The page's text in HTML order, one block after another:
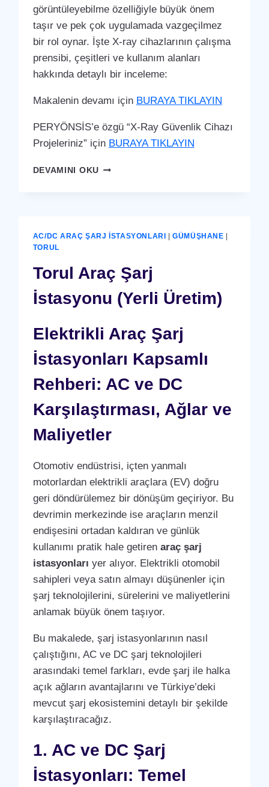
görüntüleyebilme özelliğiyle büyük önem
taşır ve pek çok uygulamada vazgeçilmez
bir rol oynar. İşte X-ray cihazlarının çalışma
prensibi, çeşitleri ve kullanım alanları
hakkında detaylı bir inceleme:
Makalenin devamı için BURAYA TIKLAYIN
PERYÖNSİS’e özgü “X-Ray Güvenlik Cihazı
Projeleriniz” için BURAYA TIKLAYIN
DEVAMINI OKUTORUL
AC/DC ARAÇ ŞARJ İSTASYONLARI |GÜMÜŞHANE
TORUL
Torul Araç Şarj
İstasyonu (Yerli Üretim)
Elektrikli Araç Şarj
İstasyonları Kapsamlı
Rehberi: AC ve DC
Karşılaştırması, Ağlar ve
Maliyetler
Otomotiv endüstrisi, içten yanmalı
motorlardan elektrikli araçlara (EV) doğru
geri döndürülemez bir dönüşüm geçiriyor. Bu
devrimin merkezinde ise araçların menzil
endişesini ortadan kaldıran ve günlük
kullanımı pratik hale getiren araç şarj
istasyonları yer alıyor. Elektrikli otomobil
sahipleri veya satın almayı düşünenler için
şarj teknolojilerini, sürelerini ve maliyetlerini
anlamak büyük önem taşıyor.
Bu makalede, şarj istasyonlarının nasıl
çalıştığını, AC ve DC şarj teknolojileri
arasındaki temel farkları, evde şarj ile halka
açık ağların avantajlarını ve Türkiye’deki
mevcut şarj ekosistemini detaylı bir şekilde
karşılaştıracağız.
1. AC ve DC Şarj
İstasyonları: Temel